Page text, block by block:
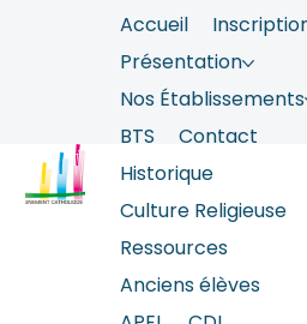
Accueil
Présentation
Nos Établissements
BTS
Contact
Historique
Culture Religieuse
Ressources
Anciens élèves